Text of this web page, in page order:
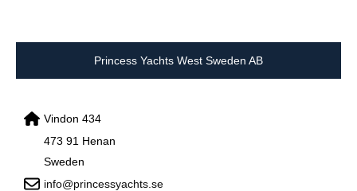
Princess Yachts West Sweden AB
Vindon 434
473 91 Henan
Sweden
info@princessyachts.se